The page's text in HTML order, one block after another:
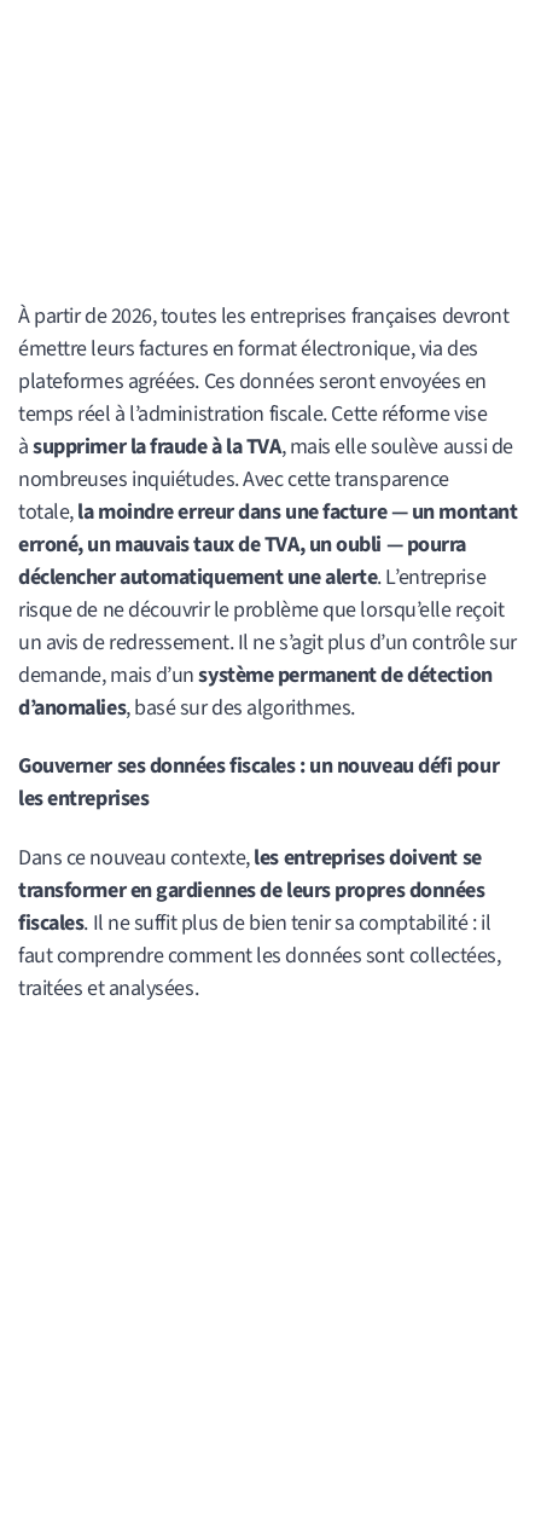
À partir de 2026, toutes les entreprises françaises devront
émettre leurs factures en format électronique, via des
plateformes agréées. Ces données seront envoyées en
temps réel à l’administration fiscale. Cette réforme vise
àsupprimer la fraude à la TVA, mais elle soulève aussi de
nombreuses inquiétudes. Avec cette transparence
totale,la moindre erreur dans une facture — un montant
erroné, un mauvais taux de TVA, un oubli — pourra
déclencher automatiquement une alerte. L’entreprise
risque de ne découvrir le problème que lorsqu’elle reçoit
un avis de redressement. Il ne s’agit plus d’un contrôle sur
demande, mais d’unsystème permanent de détection
d’anomalies, basé sur des algorithmes.
Gouverner ses données fiscales : un nouveau défi pour
les entreprises
Dans ce nouveau contexte,les entreprises doivent se
transformer en gardiennes de leurs propres données
fiscales. Il ne suffit plus de bien tenir sa comptabilité : il
faut comprendre comment les données sont collectées,
traitées et analysées.